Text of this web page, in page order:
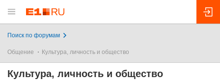
Поиск по форумам
Общение Культура, личность и общество
Культура, личность и общество